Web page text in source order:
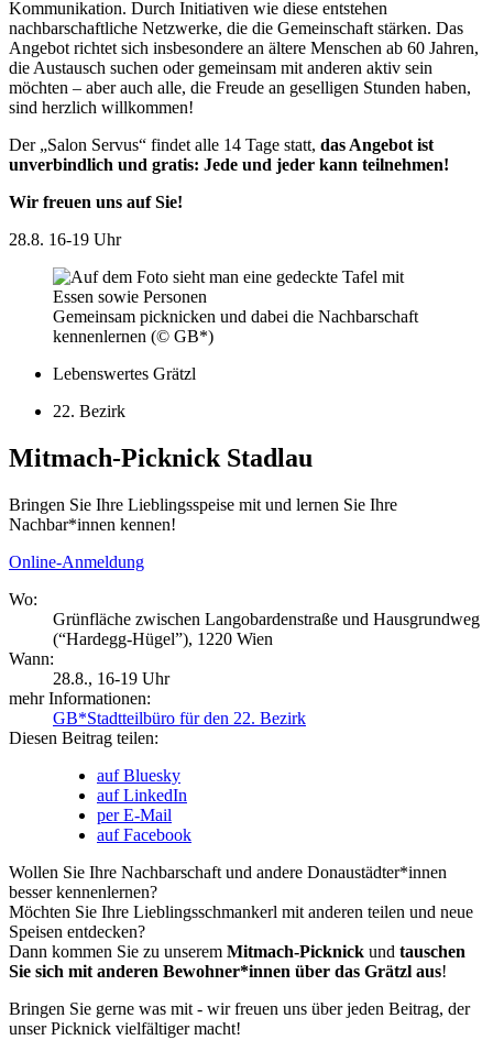
Kommunikation. Durch Initiativen wie diese entstehen
nachbarschaftliche Netzwerke, die die Gemeinschaft stärken. Das
Angebot richtet sich insbesondere an ältere Menschen ab 60 Jahren,
die Austausch suchen oder gemeinsam mit anderen aktiv sein
möchten – aber auch alle, die Freude an geselligen Stunden haben,
sind herzlich willkommen!
Der „Salon Servus“ findet alle 14 Tage statt, das Angebot ist
unverbindlich und gratis: Jede und jeder kann teilnehmen!
Wir freuen uns auf Sie!
28.8. 16-19 Uhr
Gemeinsam picknicken und dabei die Nachbarschaft
kennenlernen (© GB*)
Lebenswertes Grätzl
22. Bezirk
Mitmach-Picknick Stadlau
Bringen Sie Ihre Lieblingsspeise mit und lernen Sie Ihre
Nachbar*innen kennen!
Online-Anmeldung
Wo:
Grünfläche zwischen Langobardenstraße und Hausgrundweg
(“Hardegg-Hügel”), 1220 Wien
Wann:
28.8., 16-19 Uhr
mehr Informationen:
GB*Stadtteilbüro für den 22. Bezirk
Diesen Beitrag teilen:
auf Bluesky
auf LinkedIn
per E-Mail
auf Facebook
Wollen Sie Ihre Nachbarschaft und andere Donaustädter*innen
besser kennenlernen?
Möchten Sie Ihre Lieblingsschmankerl mit anderen teilen und neue
Speisen entdecken?
Dann kommen Sie zu unserem Mitmach-Picknick und tauschen
Sie sich mit anderen Bewohner*innen über das Grätzl aus!
Bringen Sie gerne was mit - wir freuen uns über jeden Beitrag, der
unser Picknick vielfältiger macht!